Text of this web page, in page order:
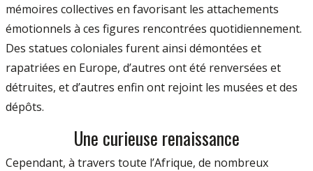
mémoires collectives en favorisant les attachements
émotionnels à ces figures rencontrées quotidiennement.
Des statues coloniales furent ainsi démontées et
rapatriées en Europe, d’autres ont été renversées et
détruites, et d’autres enfin ont rejoint les musées et des
dépôts.
Une curieuse renaissance
Cependant, à travers toute l’Afrique, de nombreux